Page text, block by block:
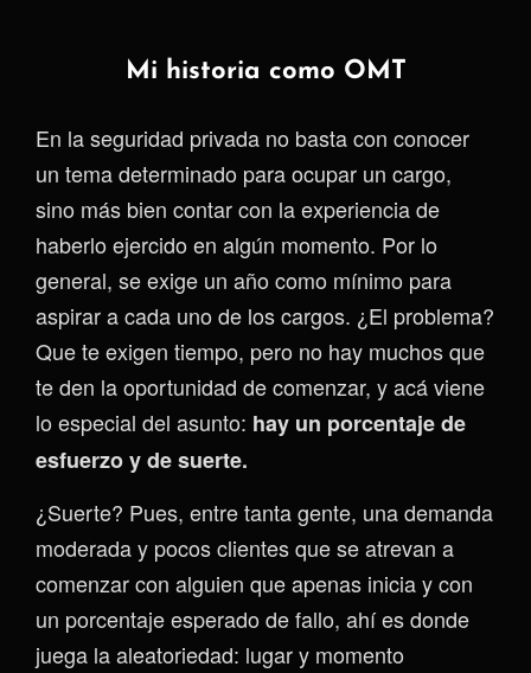
Mi historia como OMT
En la seguridad privada no basta con conocer
un tema determinado para ocupar un cargo,
sino más bien contar con la experiencia de
haberlo ejercido en algún momento. Por lo
general, se exige un año como mínimo para
aspirar a cada uno de los cargos. ¿El problema?
Que te exigen tiempo, pero no hay muchos que
te den la oportunidad de comenzar, y acá viene
lo especial del asunto: hay un porcentaje de
esfuerzo y de suerte.
¿Suerte? Pues, entre tanta gente, una demanda
moderada y pocos clientes que se atrevan a
comenzar con alguien que apenas inicia y con
un porcentaje esperado de fallo, ahí es donde
juega la aleatoriedad: lugar y momento